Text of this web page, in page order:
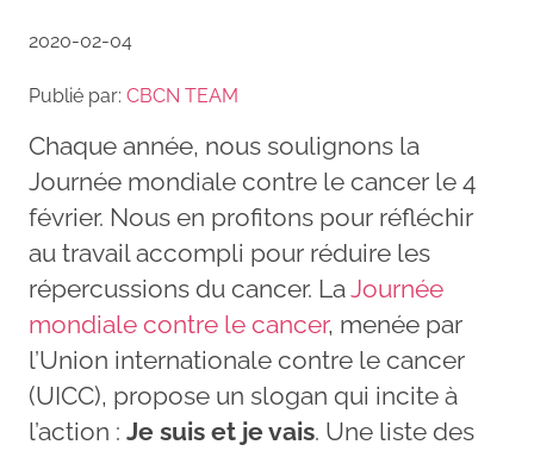
2020-02-04
Publié par: CBCN TEAM
Chaque année, nous soulignons la
Journée mondiale contre le cancer le 4
février. Nous en profitons pour réfléchir
au travail accompli pour réduire les
répercussions du cancer. LaJournée
mondiale contre le cancer, menée par
l’Union internationale contre le cancer
(UICC), propose un slogan qui incite à
l’action : Je suis et je vais. Une liste des